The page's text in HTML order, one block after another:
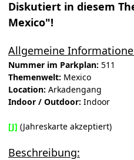
Diskutiert in diesem
Mexico"!
Allgemeine
Nummer im Parkplan: 511
Themenwelt: Mexico
Location: Arkadengang
Indoor / Outdoor: Indoor
[J] (Jahreskarte akzeptiert)
Beschreibung: